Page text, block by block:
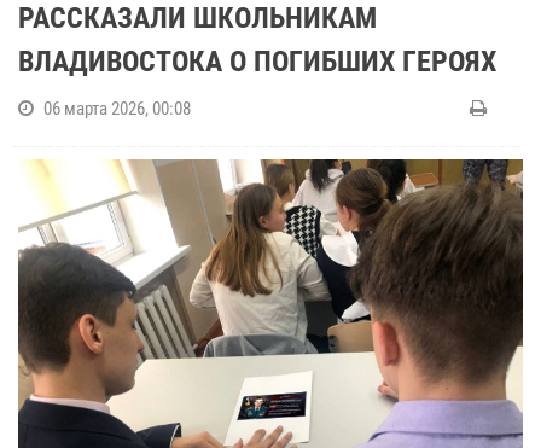
РАССКАЗАЛИ ШКОЛЬНИКАМ
ВЛАДИВОСТОКА О ПОГИБШИХ ГЕРОЯХ
06 марта 2026, 00:08